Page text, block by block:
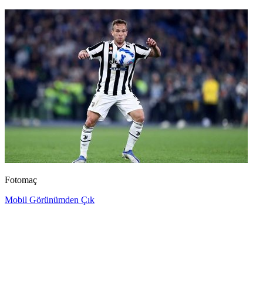
Fotomaç
Mobil Görünümden Çık